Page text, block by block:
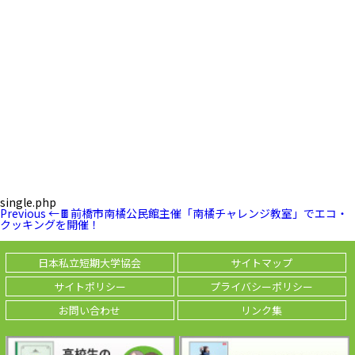
single.php
投
稿
ナ
ビ
ゲ
ー
シ
ン
Previous
Post
Previous ←🍫前橋市南橘公民館主催「南橘チャレンジ教室」でエコ・
クッキングを開催！
日本私立短期大学協会
サイトマップ
サイトポリシー
プライバシーポリシー
お問い合わせ
リンク集